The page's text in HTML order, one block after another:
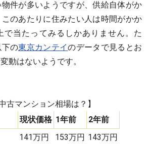
件が多いようですが、供給自体がか
のあたりに住みたい人は時間がかか
で当たってみるしかありません。た
下の東京カンテイのデータで見るとお
動はないようです。
古マンション相場は？】
現状価格 1年前
2年前
141万円 153万円 143万円